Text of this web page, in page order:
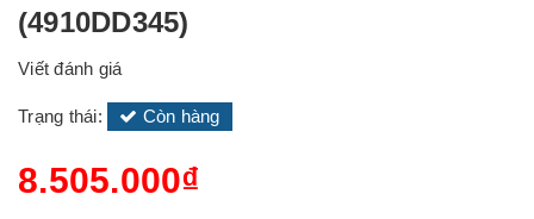
(4910DD345)
Viết đánh giá
Trạng thái: Còn hàng
8.505.000₫